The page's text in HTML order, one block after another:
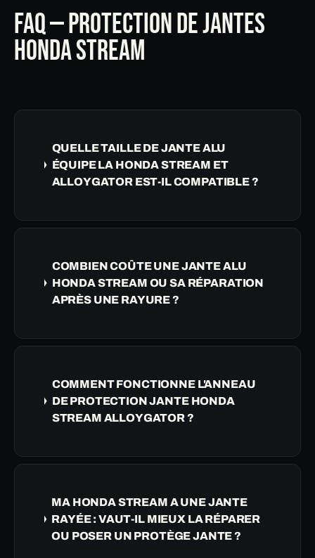
FAQ — PROTECTION DE JANTES
HONDA STREAM
QUELLE TAILLE DE JANTE ALU
ÉQUIPE LA HONDA STREAM ET
ALLOYGATOR EST-IL COMPATIBLE ?
COMBIEN COÛTE UNE JANTE ALU
HONDA STREAM OU SA RÉPARATION
APRÈS UNE RAYURE ?
COMMENT FONCTIONNE L'ANNEAU
DE PROTECTION JANTE HONDA
STREAM ALLOYGATOR ?
MA HONDA STREAM A UNE JANTE
RAYÉE : VAUT-IL MIEUX LA RÉPARER
OU POSER UN PROTÈGE JANTE ?